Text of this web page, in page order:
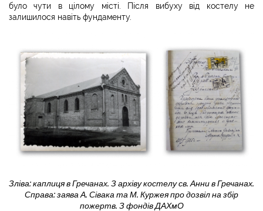
було чути в цілому місті. Після вибуху від костелу не
залишилося навіть фундаменту.
Зліва: каплиця в Гречанах. З архіву костелу св. Анни в Гречанах.
Справа: заява А. Сівака та М. Куржея про дозвіл на збір
пожертв. З фондів ДАХмО